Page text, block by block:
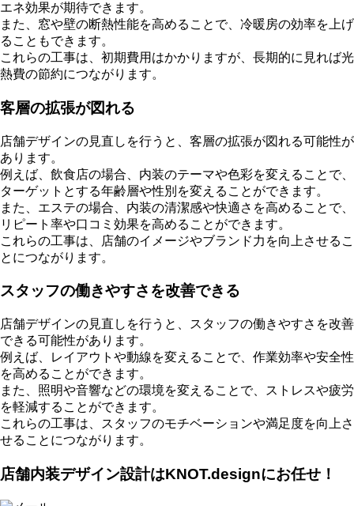
エネ効果が期待できます。
また、窓や壁の断熱性能を高めることで、冷暖房の効率を上げ
ることもできます。
これらの工事は、初期費用はかかりますが、長期的に見れば光
熱費の節約につながります。
客層の拡張が図れる
店舗デザインの見直しを行うと、客層の拡張が図れる可能性が
あります。
例えば、飲食店の場合、内装のテーマや色彩を変えることで、
ターゲットとする年齢層や性別を変えることができます。
また、エステの場合、内装の清潔感や快適さを高めることで、
リピート率や口コミ効果を高めることができます。
これらの工事は、店舗のイメージやブランド力を向上させるこ
とにつながります。
スタッフの働きやすさを改善できる
店舗デザインの見直しを行うと、スタッフの働きやすさを改善
できる可能性があります。
例えば、レイアウトや動線を変えることで、作業効率や安全性
を高めることができます。
また、照明や音響などの環境を変えることで、ストレスや疲労
を軽減することができます。
これらの工事は、スタッフのモチベーションや満足度を向上さ
せることにつながります。
店舗内装デザイン設計はKNOT.designにお任せ！